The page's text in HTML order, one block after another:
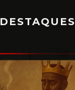
DESTAQUES